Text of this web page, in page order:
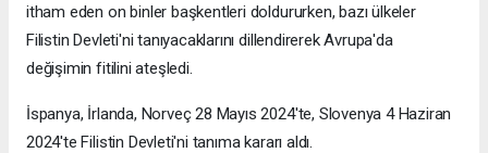
itham eden on binler başkentleri doldururken, bazı ülkeler
Filistin Devleti'ni tanıyacaklarını dillendirerek Avrupa'da
değişimin fitilini ateşledi.
İspanya, İrlanda, Norveç 28 Mayıs 2024'te, Slovenya 4 Haziran
2024'te Filistin Devleti'ni tanıma kararı aldı.